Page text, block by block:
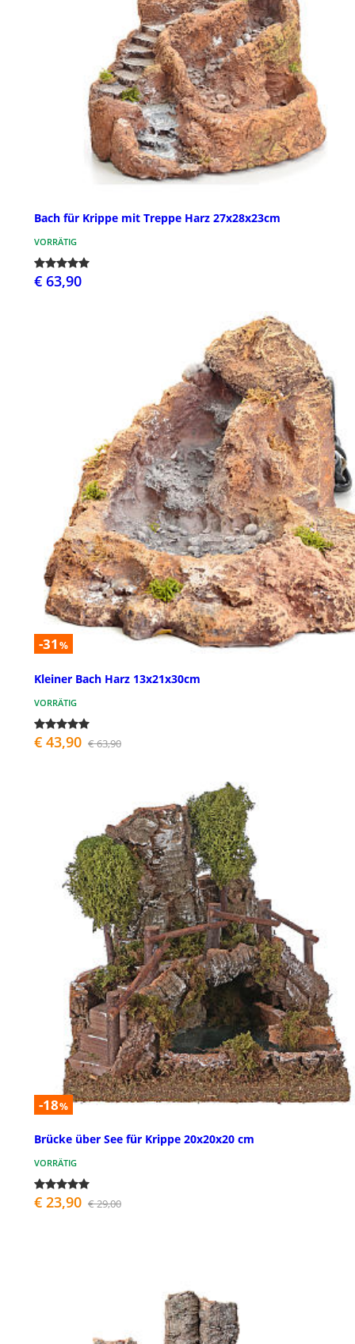
Bach für Krippe mit Treppe Harz 27x28x23cm
VORRÄTIG
€ 63,90
-31 %
Kleiner Bach Harz 13x21x30cm
VORRÄTIG
€ 43,90 € 63,90
-18%
Brücke über See für Krippe 20x20x20 cm
VORRÄTIG
€ 23,90 € 29,00